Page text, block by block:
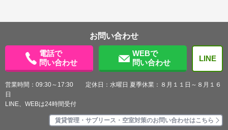
お問い合わせ
電話で
問い合わせ
WEBで
問い合わせ
LINE
営業時間：09:30～17:30 定休日：水曜日 夏季休業：８月１１日～８月１６
日
LINE、WEBは24時間受付
賃貸管理・サブリース・空室対策のお問い合わせはこちら